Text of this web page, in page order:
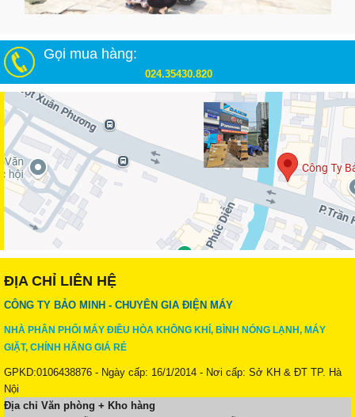
Gọi mua hàng:
024.35430.820
ĐỊA CHỈ LIÊN HỆ
CÔNG TY BẢO MINH - CHUYÊN GIA ĐIỆN MÁY
NHÀ PHÂN PHỐI MÁY ĐIỀU HÒA KHÔNG KHÍ, BÌNH NÓNG LẠNH, MÁY
GIẶT, CHÍNH HÃNG GIÁ RẺ
GPKD:0106438876 - Ngày cấp: 16/1/2014 - Nơi cấp: Sở KH & ĐT TP. Hà
Nội
Địa chỉ Văn phòng + Kho hàng